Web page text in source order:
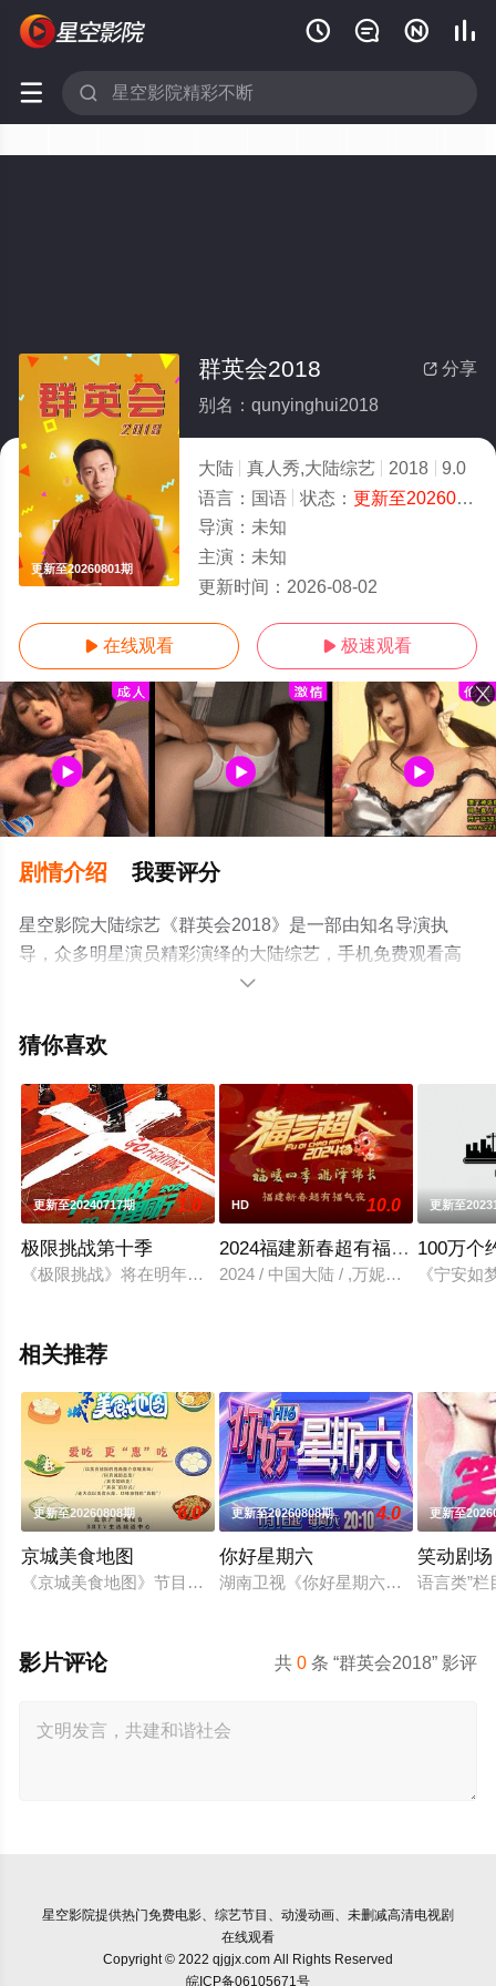
   
 
更新至20260801期
 分享
群英会2018
别名：qunyinghui2018
大陆 真人秀,大陆综艺 2018
9.0
语言： 国语 状态： 更新至20260801期
导演： 未知
主演： 未知
更新时间： 2026-08-02
 在线观看  极速观看
剧情介绍 我要评分
星空影院大陆综艺《群英会2018》是一部由知名导演执
导，众多明星演员精彩演绎的大陆综艺，手机免费观看高
清无删减完整版综艺节目就上星空电影网，更多相关信息

猜你喜欢
更新至20240717期 1.0
极限挑战第十季
《极限挑战》将在明年迎来十岁生日。《极限挑战》第十季将
HD 10.0
2024福建新春超有福气夜
2024 / 中国大陆 / ,万妮达,伯远,赵一博
更新至
100万个
《宁安如
相关推荐
更新至20260808期 6.0
京城美食地图
《京城美食地图》节目组的美食侦探邀约行业专家和爱吃团网
更新至20260808期 4.0
你好星期六
湖南卫视《你好星期六》2022年1月
更新至
笑动剧场
语言类”栏
共0 条 “群英会2018” 影评
影片评论
星空影院提供热门免费电影、综艺节目、动漫动画、未删减高清电视剧
在线观看
Copyright © 2022 qjgjx.com All Rights Reserved
皖ICP备06105671号